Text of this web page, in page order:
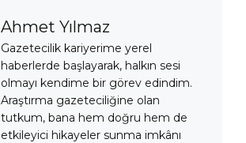
Ahmet Yılmaz
Gazetecilik kariyerime yerel
haberlerde başlayarak, halkın sesi
olmayı kendime bir görev edindim.
Araştırma gazeteciliğine olan
tutkum, bana hem doğru hem de
etkileyici hikayeler sunma imkânı